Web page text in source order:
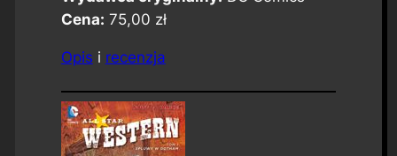
Cena: 75,00 zł
Opis i recenzja